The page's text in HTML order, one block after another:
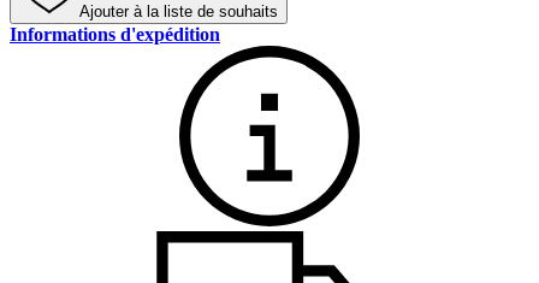
Ajouter à la liste de souhaits
Informations d'expédition